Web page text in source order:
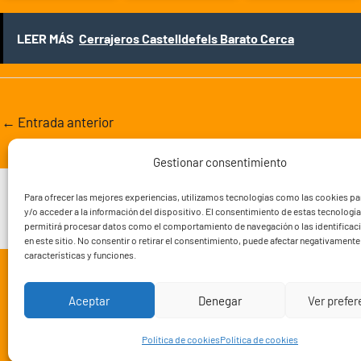
Gestionar consentimiento
Para ofrecer las mejores experiencias, utilizamos tecnologías como las cookies
y/o acceder a la información del dispositivo. El consentimiento de estas
permitirá procesar datos como el comportamiento de navegación o las
en este sitio. No consentir o retirar el consentimiento, puede afectar
características y funciones.
Aceptar Denegar Ver
Política de cookiesPolítica de cookies
LEER MÁS Cerrajeros Castelldefels Barato Cerca
← Entrada anterior
Nuestros trabajos FAQ’s Blog Zonas de